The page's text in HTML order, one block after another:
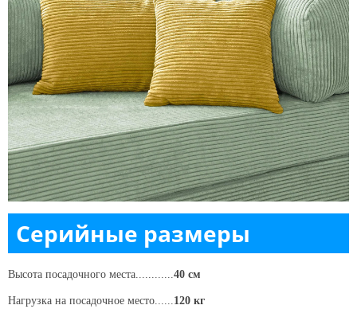
Серийные размеры
Высота посадочного места............ 40 см
Нагрузка на посадочное место...... 120 кг